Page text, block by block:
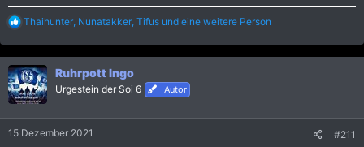
R
a
k
t
i
o
n
Thaihunter Nunatakker Tifus und eine weitere Person
Ruhrpott Ingo
Urgestein der Soi 6 Autor
15 Dezember 2021 #211